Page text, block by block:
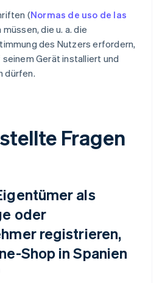
(Normas de uso de las
die u. a. die
des Nutzers erfordern,
Gerät installiert und
dürfen.
Fragen
als
oder
registrieren,
Shop in Spanien